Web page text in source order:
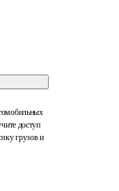
доступ
грузов и